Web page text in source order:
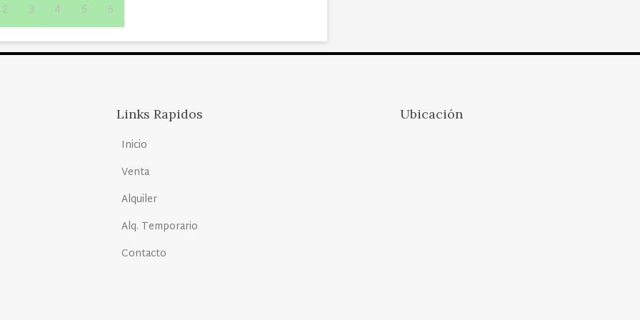
2 3 4 5 6
Links Rapidos
Inicio
Venta
Alquiler
Alq. Temporario
Contacto
Ubicación